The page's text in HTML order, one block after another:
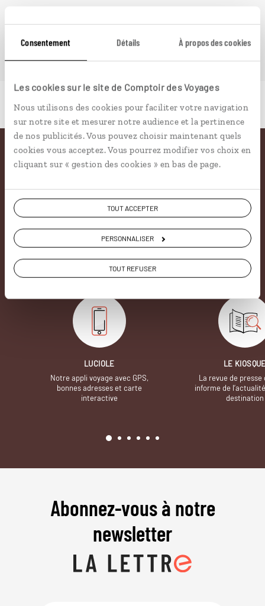
Consentement Détails À propos des cookies
Les cookies sur le site de Comptoir des Voyages
Nous utilisons des cookies pour faciliter votre navigation
sur notre site et mesurer notre audience et la pertinence
de nos publicités. Vous pouvez choisir maintenant quels
cookies vous acceptez. Vous pourrez modifier vos choix en
cliquant sur « gestion des cookies » en bas de page.
TOUT ACCEPTER
PERSONNALISER
TOUT REFUSER
Pourquoi voyager avec
nous
à proposer des voyages sur mesure,
incontestablement la différence.
LUCIOLE
Notre appli voyage avec GPS,
bonnes adresses et carte
interactive
LE
La revue de presse
informe de
destination
Abonnez-vous à notre
newsletter